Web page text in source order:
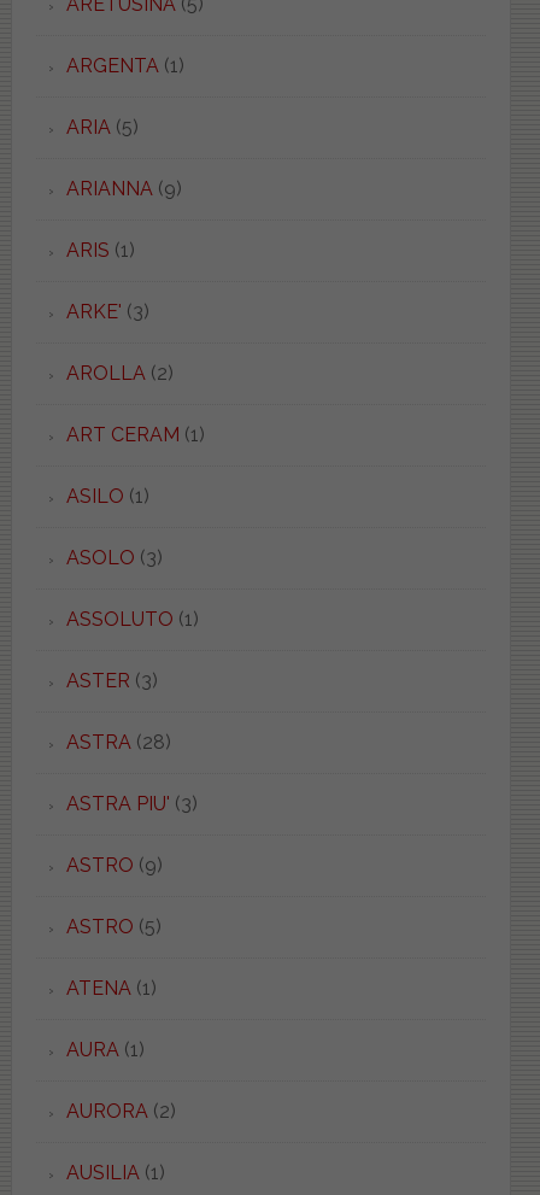
ARGENTA (1)
ARIA (5)
ARIANNA (9)
ARIS (1)
ARKE' (3)
AROLLA (2)
ART CERAM (1)
ASILO (1)
ASOLO (3)
ASSOLUTO (1)
ASTER (3)
ASTRA (28)
ASTRA PIU' (3)
ASTRO (9)
ASTRO (5)
ATENA (1)
AURA (1)
AURORA (2)
AUSILIA (1)